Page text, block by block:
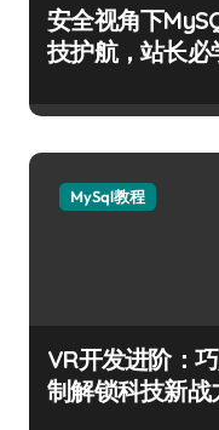
安全视角下
技护航，站长必
MySql教程
VR开发进阶：
制解锁科技新战